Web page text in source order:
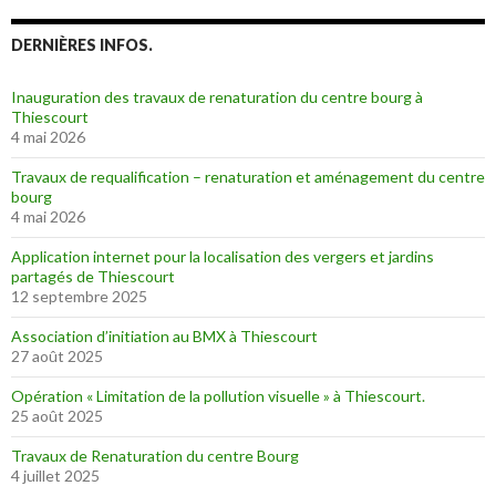
DERNIÈRES INFOS.
Inauguration des travaux de renaturation du centre bourg à
Thiescourt
4 mai 2026
Travaux de requalification – renaturation et aménagement du centre
bourg
4 mai 2026
Application internet pour la localisation des vergers et jardins
partagés de Thiescourt
12 septembre 2025
Association d’initiation au BMX à Thiescourt
27 août 2025
Opération « Limitation de la pollution visuelle » à Thiescourt.
25 août 2025
Travaux de Renaturation du centre Bourg
4 juillet 2025